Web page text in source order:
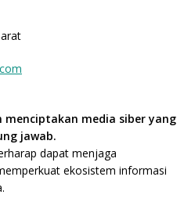
menciptakan media siber yang
jawab.
dapat menjaga
ekosistem informasi